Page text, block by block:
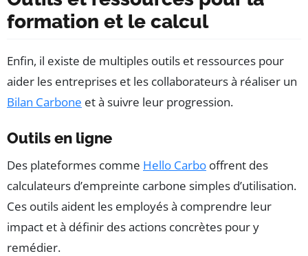
formation et le calcul
Enfin, il existe de multiples outils et ressources pour
aider les entreprises et les collaborateurs à réaliser un
Bilan Carbone et à suivre leur progression.
Outils en ligne
Des plateformes comme Hello Carbo offrent des
calculateurs d’empreinte carbone simples d’utilisation.
Ces outils aident les employés à comprendre leur
impact et à définir des actions concrètes pour y
remédier.